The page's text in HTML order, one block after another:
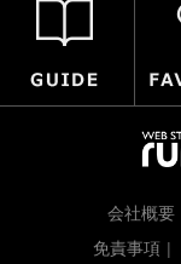
会社概要
免責事項